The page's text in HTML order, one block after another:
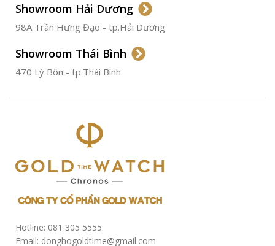
CHỐNG NƯỚC
Showroom Hải Dương
98A Trần Hưng Đạo - tp.Hải Dương
Showroom Thái Bình
470 Lý Bôn - tp.Thái Bình
Hotline: 081 305 5555
Email: donghogoldtime@gmail.com